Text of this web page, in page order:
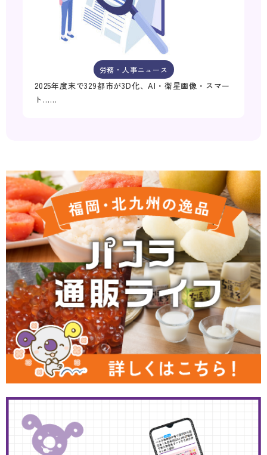
労務・人事ニュース
2025年度末で329都市が3D化、AI・衛星画像・スマー
ト……